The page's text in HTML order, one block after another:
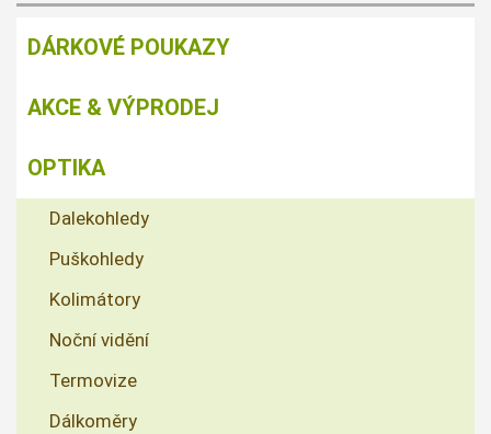
DÁRKOVÉ POUKAZY
AKCE & VÝPRODEJ
OPTIKA
Dalekohledy
Puškohledy
Kolimátory
Noční vidění
Termovize
Dálkoměry